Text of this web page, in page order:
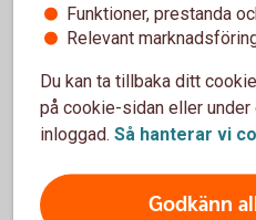
Kontakta oss
Kundservice för
Funktioner, prestanda
Relevant
Du kan ta tillbaka ditt
på cookie-sidan eller under
inloggad. Så hanterar vi
Godkänn